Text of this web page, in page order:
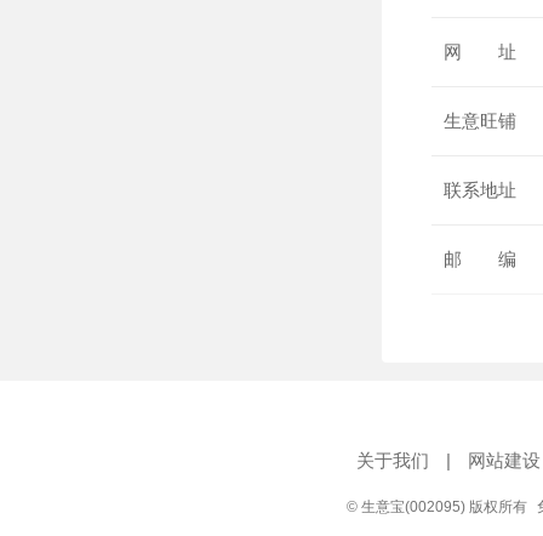
网 址
生意旺铺
联系地址
邮 编
关于我们 | 网站建设
© 生意宝(002095) 版权所有